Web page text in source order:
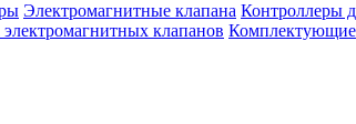
Электромагнитные клапана Контроллеры
клапанов Комплектующие